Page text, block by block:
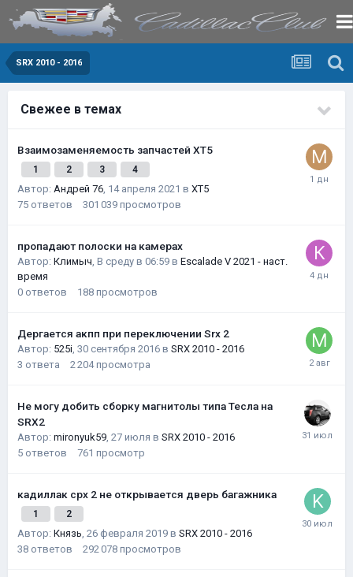
SRX 2010 - 2016
Свежее в темах
Взаимозаменяемость запчастей XT5
1 2 3 4
Автор: Андрей 76, 14 апреля 2021 в XT5
75 ответов 301 039 просмотров
пропадают полоски на камерах
Автор: Климыч, В среду в 06:59 в Escalade V 2021 - наст.
время
0 ответов 188 просмотров
Дергается акпп при переключении Srx 2
Автор: 525i, 30 сентября 2016 в SRX 2010 - 2016
3 ответа 2 204 просмотра
Не могу добить сборку магнитолы типа Тесла на
SRX2
Автор: mironyuk59, 27 июля в SRX 2010 - 2016
5 ответов 761 просмотр
кадиллак срх 2 не открывается дверь багажника
1 2
Автор: Князь, 26 февраля 2019 в SRX 2010 - 2016
38 ответов 292 078 просмотров